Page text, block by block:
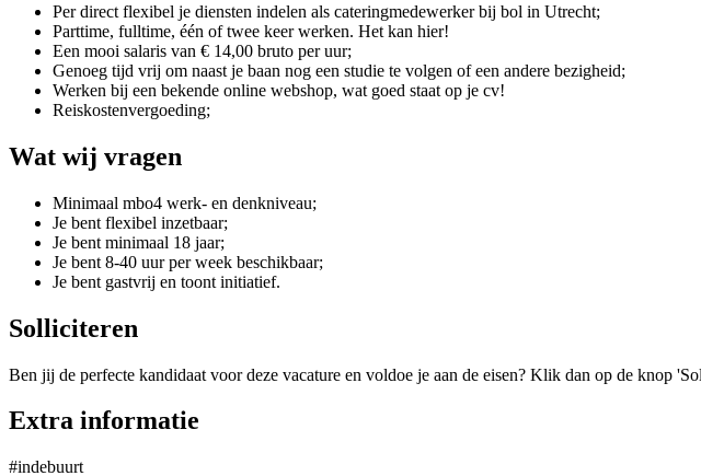
Per direct flexibel je diensten indelen als cateringmedewerker bij bol in Utrecht;
Parttime, fulltime, één of twee keer werken. Het kan hier!
Een mooi salaris van € 14,00 bruto per uur;
Genoeg tijd vrij om naast je baan nog een studie te volgen of een andere bezigheid;
Werken bij een bekende online webshop, wat goed staat op je cv!
Reiskostenvergoeding;
Wat wij vragen
Minimaal mbo4 werk- en denkniveau;
Je bent flexibel inzetbaar;
Je bent minimaal 18 jaar;
Je bent 8-40 uur per week beschikbaar;
Je bent gastvrij en toont initiatief.
Solliciteren
Ben jij de perfecte kandidaat voor deze vacature en voldoe je aan de eisen? Klik dan op de knop
Extra informatie
#indebuurt